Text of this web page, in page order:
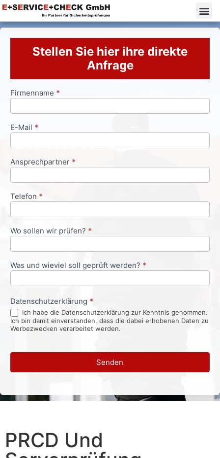
Stellen Sie hier ihre direkte
Anfrage
Anfrageformular
Firmenname *
E-Mail *
Ansprechpartner *
Telefon *
Wo sollen wir prüfen? *
Was und wieviel soll geprüft werden? *
Datenschutzerklärung *
Ich habe die Datenschutzerklärung zur Kenntnis genommen.
Ich bin damit einverstanden, dass die dabei erhobenen Daten zu
Werbezwecken verarbeitet werden.
Senden
PRCD Und